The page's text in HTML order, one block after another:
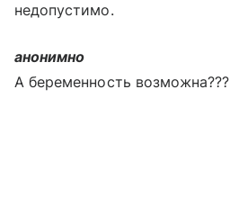
недопустимо.
анонимно
А беременность возможна???